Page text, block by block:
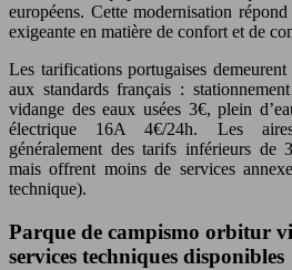
européens. Cette modernisation
exigeante en matière de confort et de
Les tarifications portugaises
aux standards français :
vidange des eaux usées 3€, plein
électrique 16A 4€/24h. Les
généralement des tarifs inférieurs de
mais offrent moins de services
technique).
Parque de campismo orbitur
services techniques disponibles